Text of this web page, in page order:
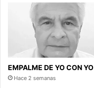
EMPALME DE YO CON YO
Hace 2 semanas